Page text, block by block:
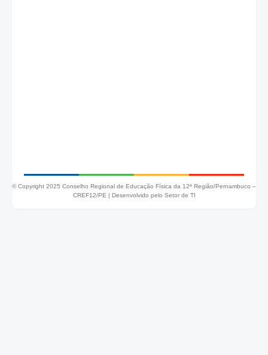
© Copyright 2025 Conselho Regional de Educação Física da 12ª Região/Pernambuco –
CREF12/PE | Desenvolvido pelo Setor de TI